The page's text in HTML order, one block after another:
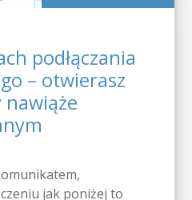
podłączania
– otwierasz
nawiąże
jak poniżej to